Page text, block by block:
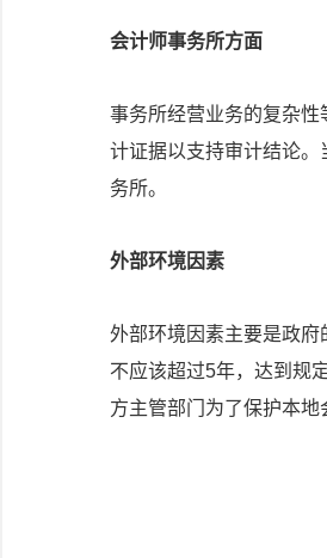
会计师事务所方面
事务所经营业务的复杂
计证据以支持审计结论
务所。
外部环境因素
外部环境因素主要是政
不应该超过5年，达到规
方主管部门为了保护本地